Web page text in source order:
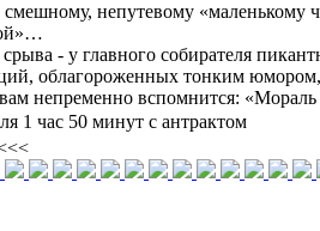
непутевому «маленькому
- у главного собирателя
облагороженных тонким
непременно вспомнится:
1 час 50 минут с антрактом